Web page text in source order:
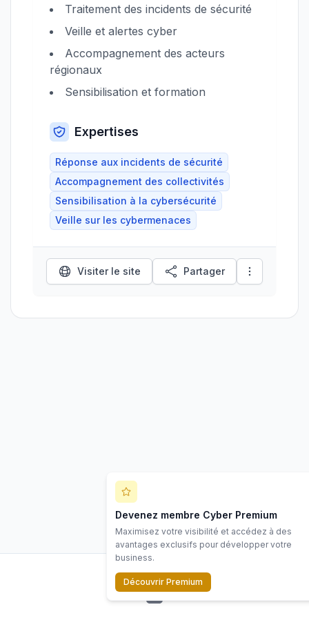
Traitement des incidents de sécurité
Veille et alertes cyber
Accompagnement des acteurs
régionaux
Sensibilisation et formation
Expertises
Réponse aux incidents de sécurité
Accompagnement des collectivités
Sensibilisation à la cybersécurité
Veille sur les cybermenaces
Visiter le site Partager
LinkedIn
Devenez membre Cyber Premium
Maximisez votre visibilité et accédez à des
avantages exclusifs pour développer votre
business.
Découvrir Premium